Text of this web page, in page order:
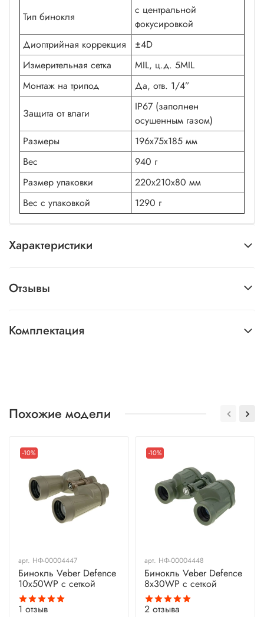
Тип бинокля
с центральной
фокусировкой
Диоптрийная коррекция
±4D
Измерительная сетка
MIL, ц.д. 5MIL
Монтаж на трипод
Да, отв. 1/4”
Защита от влаги
IP67 (заполнен
осушенным газом)
Размеры
196х75х185 мм
Вес
940 г
Размер упаковки
220х210х80 мм
Вес с упаковкой
1290 г
Характеристики
Отзывы
Комплектация
Похожие модели
-10%
арт. НФ-00004447
Бинокль Veber Defence
10x50WP с сеткой
1 отзыв
-10%
арт. НФ-00004448
Бинокль Veber Defence
8x30WP с сеткой
2 отзыва